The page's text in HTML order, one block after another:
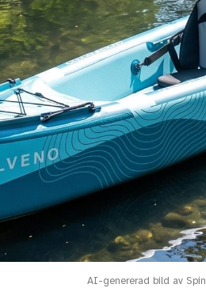
AI-genererad bild av